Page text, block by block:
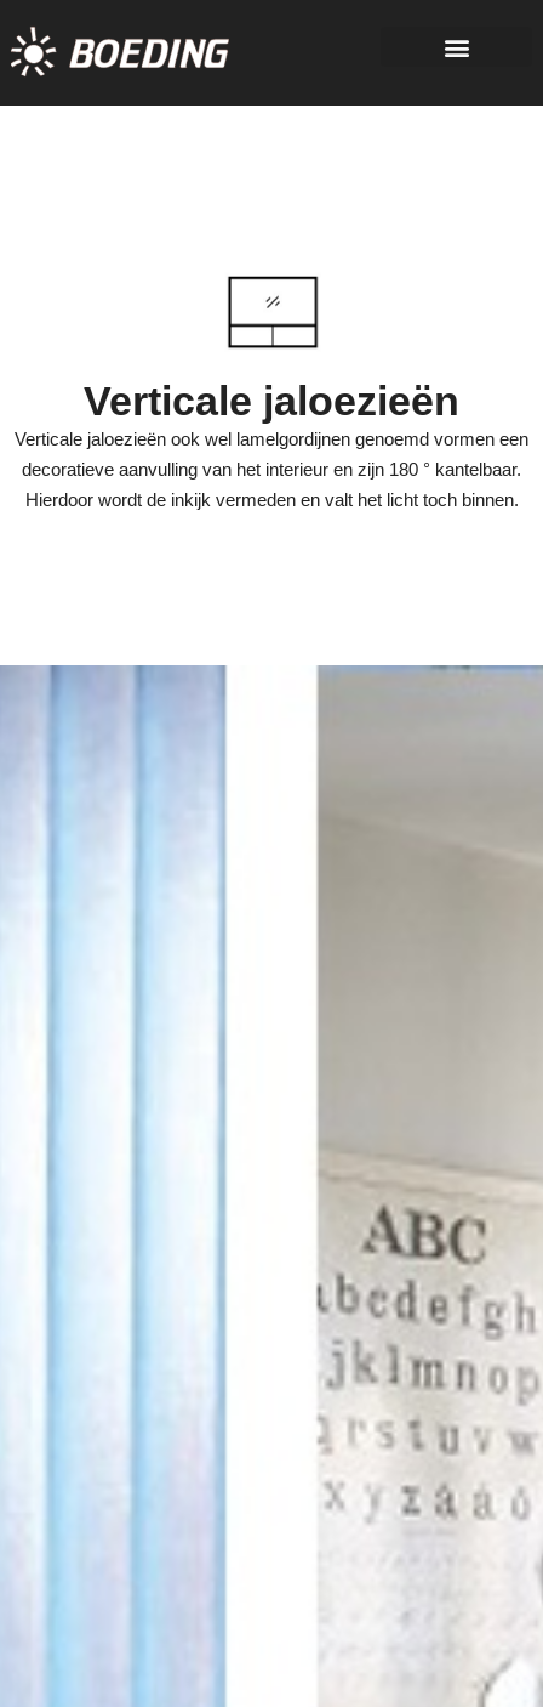
Verticale jaloezieën
Verticale jaloezieën ook wel lamelgordijnen genoemd vormen een
decoratieve aanvulling van het interieur en zijn 180 ° kantelbaar.
Hierdoor wordt de inkijk vermeden en valt het licht toch binnen.